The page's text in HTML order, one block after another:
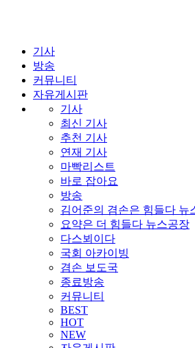
기사
방송
커뮤니티
자유게시판
기사
최신 기사
추천 기사
연재 기사
마빡리스트
바로 잡아요
방송
김어준의 겸손은 힘들다 뉴
요약은 더 힘들다 뉴스공장
다스뵈이다
국회 아카이빙
겸손 보도국
종료방송
커뮤니티
BEST
HOT
NEW